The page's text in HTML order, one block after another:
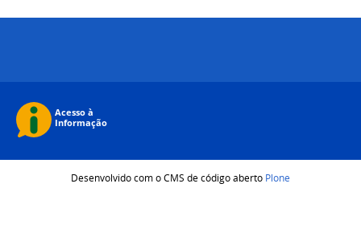
Desenvolvido com o CMS de código aberto Plone